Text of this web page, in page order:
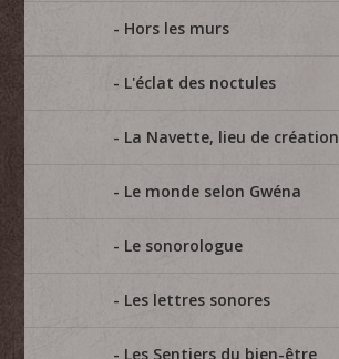
Hors les murs
L'éclat des noctules
La Navette, lieu de création
Le monde selon Gwéna
Le sonorologue
Les lettres sonores
Les Sentiers du bien-être